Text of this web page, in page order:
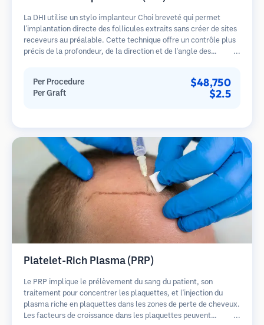
La DHI utilise un stylo implanteur Choi breveté qui permet
l'implantation directe des follicules extraits sans créer de sites
receveurs au préalable. Cette technique offre un contrôle plus
précis de la profondeur, de la direction et de l'angle des
Per Procedure $48,750
Per Graft $2.5
Platelet-Rich Plasma (PRP)
Le PRP implique le prélèvement du sang du patient, son
traitement pour concentrer les plaquettes, et l'injection du
plasma riche en plaquettes dans les zones de perte de cheveux.
Les facteurs de croissance dans les plaquettes peuvent